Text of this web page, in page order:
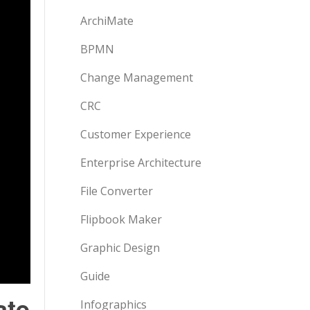
ArchiMate
BPMN
Change Management
CRC
Customer Experience
Enterprise Architecture
File Converter
Flipbook Maker
Graphic Design
Guide
Infographics